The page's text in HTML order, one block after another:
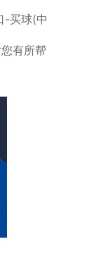
-买球(中
有所帮